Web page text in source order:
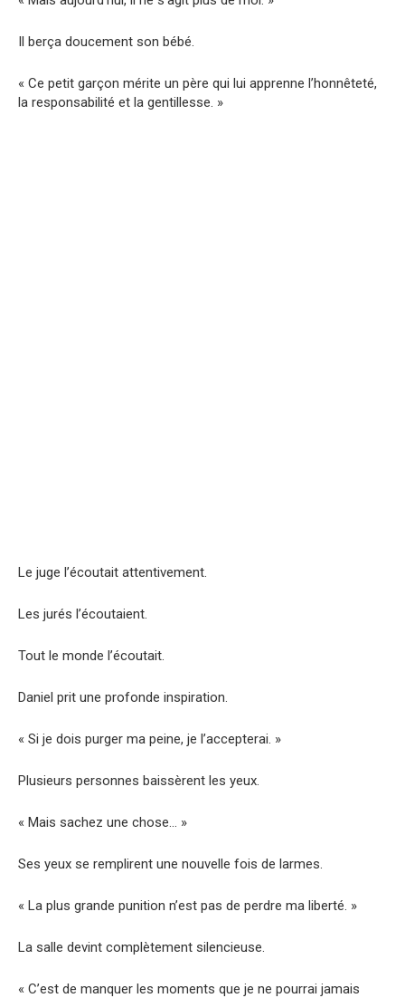
Il berça doucement son bébé.
« Ce petit garçon mérite un père qui lui apprenne l’honnêteté,
la responsabilité et la gentillesse. »
Le juge l’écoutait attentivement.
Les jurés l’écoutaient.
Tout le monde l’écoutait.
Daniel prit une profonde inspiration.
« Si je dois purger ma peine, je l’accepterai. »
Plusieurs personnes baissèrent les yeux.
« Mais sachez une chose… »
Ses yeux se remplirent une nouvelle fois de larmes.
« La plus grande punition n’est pas de perdre ma liberté. »
La salle devint complètement silencieuse.
« C’est de manquer les moments que je ne pourrai jamais